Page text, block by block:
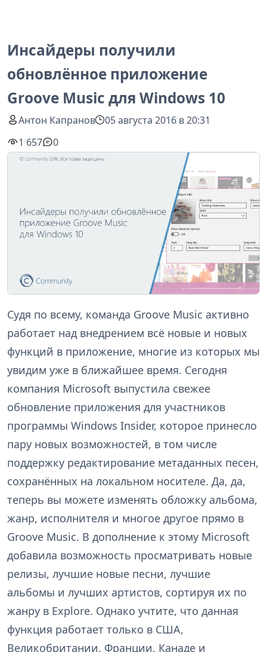
Инсайдеры получили
обновлённое приложение
Groove Music для Windows 10
Антон Капранов
05 августа 2016 в 20:31
1 657
0
Судя по всему, команда Groove Music активно
работает над внедрением всё новые и новых
функций в приложение, многие из которых мы
увидим уже в ближайшее время. Сегодня
компания Microsoft выпустила свежее
обновление приложения для участников
программы Windows Insider, которое принесло
пару новых возможностей, в том числе
поддержку редактирование метаданных песен,
сохранённых на локальном носителе. Да, да,
теперь вы можете изменять обложку альбома,
жанр, исполнителя и многое другое прямо в
Groove Music. В дополнение к этому Microsoft
добавила возможность просматривать новые
релизы, лучшие новые песни, лучшие
альбомы и лучших артистов, сортируя их по
жанру в Explore. Однако учтите, что данная
функция работает только в США,
Великобритании, Франции, Канаде и